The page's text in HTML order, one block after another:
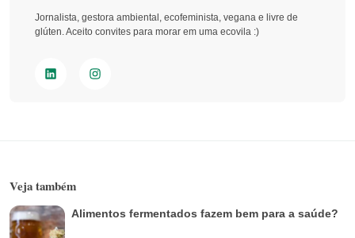
Jornalista, gestora ambiental, ecofeminista, vegana e livre de
glúten. Aceito convites para morar em uma ecovila :)
Veja também
Alimentos fermentados fazem bem para a saúde?